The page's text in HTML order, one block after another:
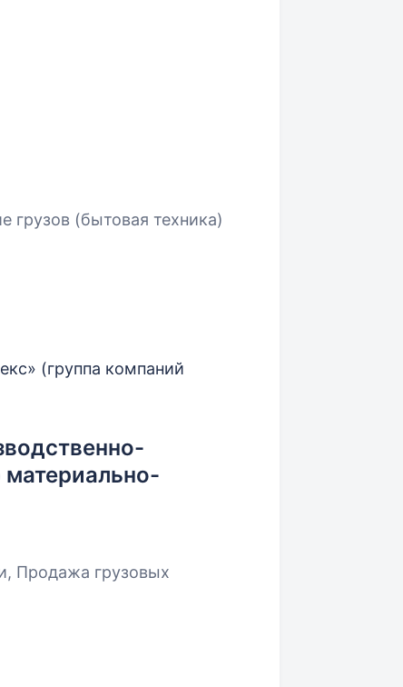
грузов (бытовая техника)
(группа компаний
Продажа грузовых